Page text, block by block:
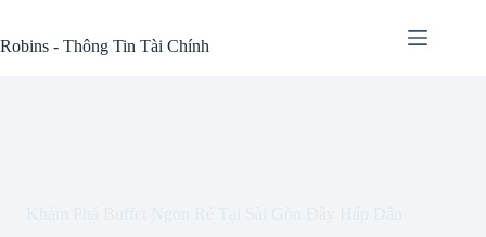
content
Robins - Thông Tin Tài Chính